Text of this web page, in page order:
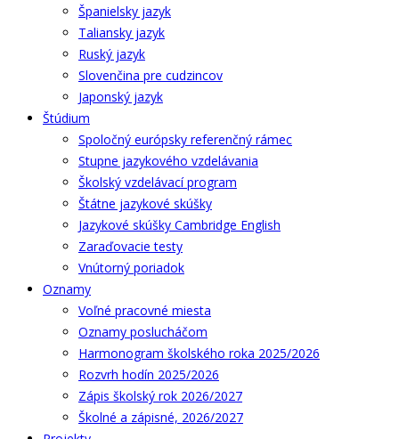
Španielsky jazyk
Taliansky jazyk
Ruský jazyk
Slovenčina pre cudzincov
Japonský jazyk
Štúdium
Spoločný európsky referenčný rámec
Stupne jazykového vzdelávania
Školský vzdelávací program
Štátne jazykové skúšky
Jazykové skúšky Cambridge English
Zaraďovacie testy
Vnútorný poriadok
Oznamy
Voľné pracovné miesta
Oznamy poslucháčom
Harmonogram školského roka 2025/2026
Rozvrh hodín 2025/2026
Zápis školský rok 2026/2027
Školné a zápisné, 2026/2027